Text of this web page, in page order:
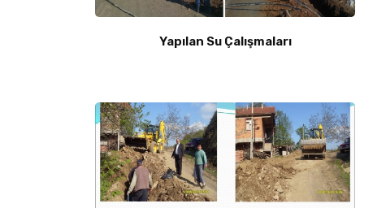
Yapılan Su Çalışmaları